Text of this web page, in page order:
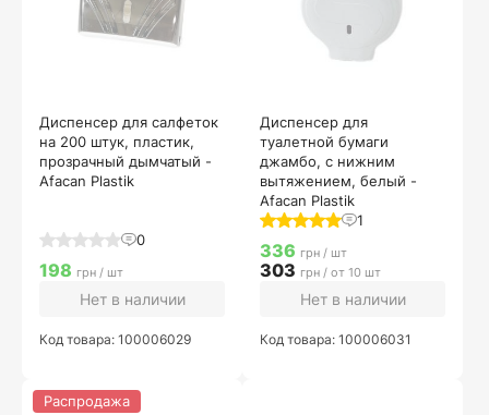
Диспенсер для салфеток
на 200 штук, пластик,
прозрачный дымчатый -
Afacan Plastik
0
198 грн / шт
Нет в наличии
Код товара: 100006029
Диспенсер для
туалетной бумаги
джамбо, с нижним
вытяжением, белый -
Afacan Plastik
1
336 грн / шт
303 грн / от 10 шт
Нет в наличии
Код товара: 100006031
Распродажа